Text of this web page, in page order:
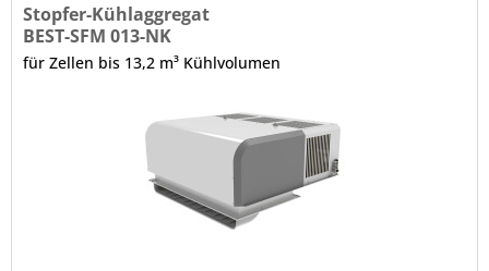
Stopfer-Kühlaggregat
BEST-SFM 013-NK
für Zellen bis 13,2 m³ Kühlvolumen